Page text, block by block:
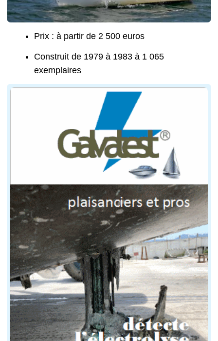
Prix : à partir de 2 500 euros
Construit de 1979 à 1983 à 1 065
exemplaires